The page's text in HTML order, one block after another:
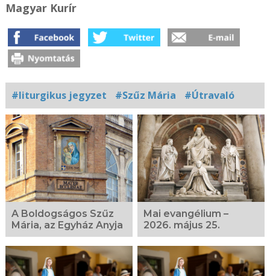
Magyar Kurír
#liturgikus jegyzet #Szűz Mária #Útravaló
Kapcsolódó
fotógaléria
A Boldogságos Szűz
Mária, az Egyház Anyja
Mai evangélium –
2026. május 25.